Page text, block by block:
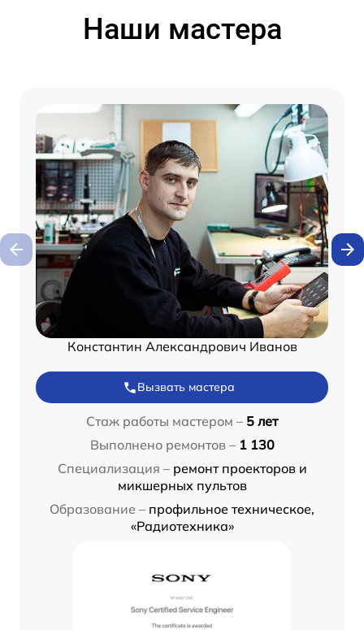
Наши мастера
Константин Александрович Иванов
Вызвать мастера
Стаж работы мастером – 5 лет
Выполнено ремонтов – 1 130
Специализация – ремонт проекторов и
микшерных пультов
Образование – профильное техническое,
«Радиотехника»